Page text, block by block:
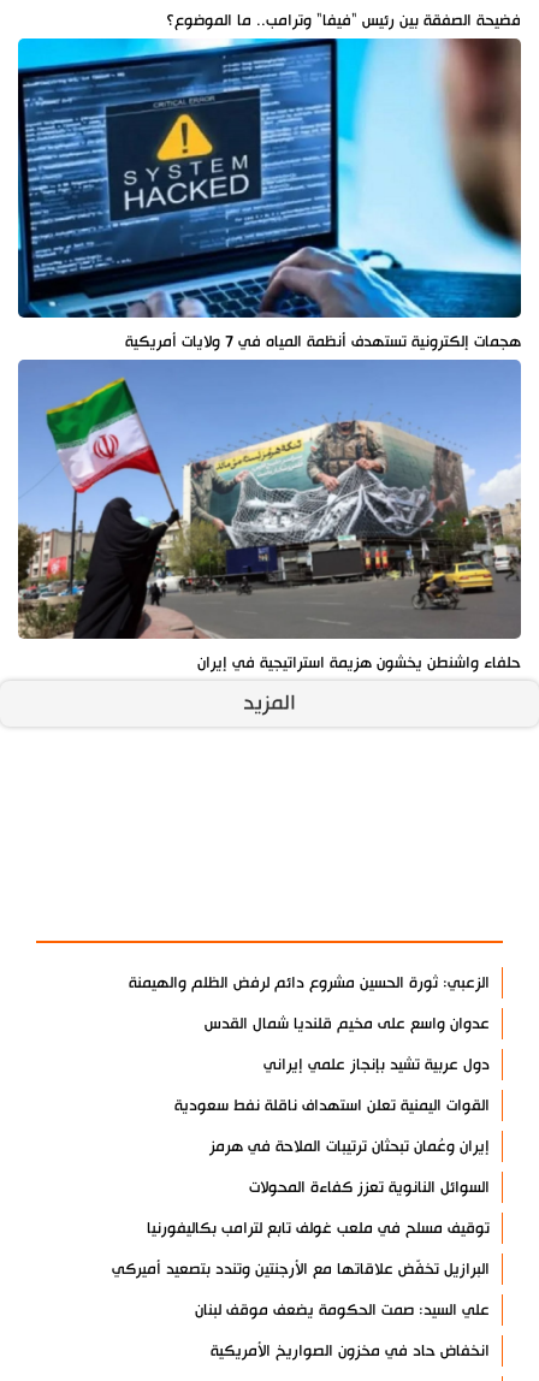
فضيحة الصفقة بين رئيس "فيفا" وترامب.. ما الموضوع؟
هجمات إلكترونية تستهدف أنظمة المياه في 7 ولايات أمريكية
حلفاء واشنطن يخشون هزيمة استراتيجية في إيران
المزيد
الزعبي: ثورة الحسين مشروع دائم لرفض الظلم والهيمنة
عدوان واسع على مخيم قلنديا شمال القدس
دول عربية تشيد بإنجاز علمي إيراني
القوات اليمنية تعلن استهداف ناقلة نفط سعودية
إيران وعُمان تبحثان ترتيبات الملاحة في هرمز
السوائل النانوية تعزز كفاءة المحولات
توقيف مسلح في ملعب غولف تابع لترامب بكاليفورنيا
البرازيل تخفّض علاقاتها مع الأرجنتين وتندد بتصعيد أميركي
علي السيد: صمت الحكومة يضعف موقف لبنان
انخفاض حاد في مخزون الصواريخ الأمريكية